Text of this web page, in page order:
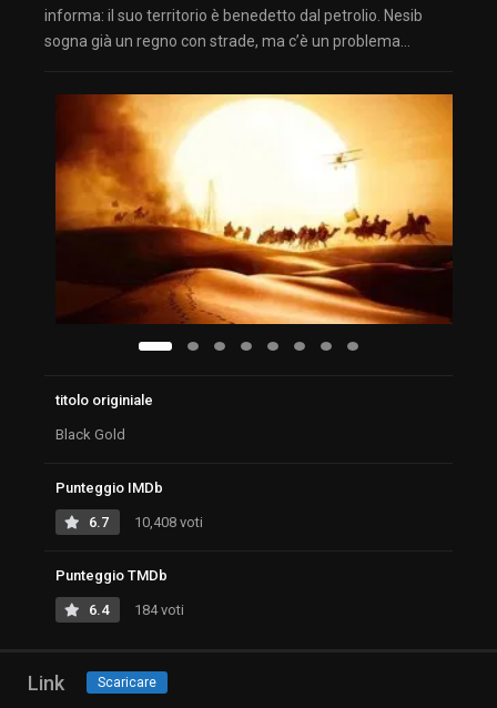
informa: il suo territorio è benedetto dal petrolio. Nesib
sogna già un regno con strade, ma c’è un problema…
titolo originiale
Black Gold
Punteggio IMDb
6.7 10,408 voti
Punteggio TMDb
6.4 184 voti
Link Scaricare